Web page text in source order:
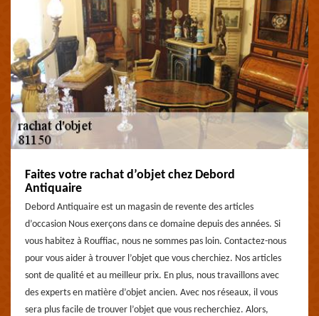
Faites votre rachat d’objet chez Debord
Antiquaire
Debord Antiquaire est un magasin de revente des articles
d’occasion Nous exerçons dans ce domaine depuis des années. Si
vous habitez à Rouffiac, nous ne sommes pas loin. Contactez-nous
pour vous aider à trouver l’objet que vous cherchiez. Nos articles
sont de qualité et au meilleur prix. En plus, nous travaillons avec
des experts en matière d’objet ancien. Avec nos réseaux, il vous
sera plus facile de trouver l’objet que vous recherchiez. Alors,